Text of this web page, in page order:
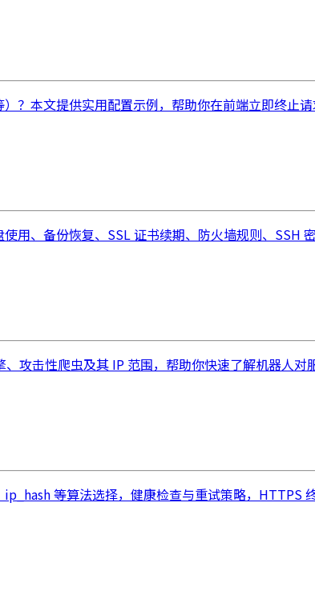
？本文提供实用配置示例，帮助你在前端立即终止
用、备份恢复、SSL 证书续期、防火墙规则、SSH
击性爬虫及其 IP 范围，帮助你快速了解机器人对
等算法选择，健康检查与重试策略，HTTPS